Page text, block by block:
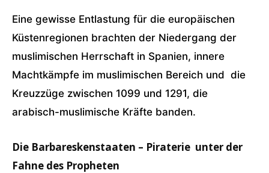
Eine gewisse Entlastung für die europäischen
Küstenregionen brachten der Niedergang der
muslimischen Herrschaft in Spanien, innere
Machtkämpfe im muslimischen Bereich und die
Kreuzzüge zwischen 1099 und 1291, die
arabisch-muslimische Kräfte banden.
Die Barbareskenstaaten – Piraterie unter der
Fahne des Propheten